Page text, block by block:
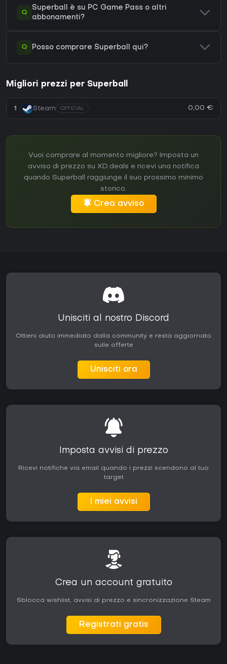
Q
Superball è su PC Game Pass o altri
abbonamenti?
Q Posso comprare Superball qui?
Migliori prezzi per Superball
1 Steam OFFICIAL 0,00 €
Vuoi comprare al momento migliore? Imposta un
avviso di prezzo su XD.deals e ricevi una notifica
quando Superball raggiunge il suo prossimo minimo
storico.
Crea avviso
Unisciti al nostro Discord
Ottieni aiuto immediato dalla community e resta aggiornato
sulle offerte
Unisciti ora
Imposta avvisi di prezzo
Ricevi notifiche via email quando i prezzi scendono al tuo
target
I miei avvisi
Crea un account gratuito
Sblocca wishlist, avvisi di prezzo e sincronizzazione Steam
Registrati gratis